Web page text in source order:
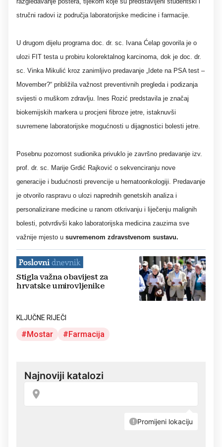
stručni radovi iz područja laboratorijske medicine i farmacije.
U drugom dijelu programa doc. dr. sc. Ivana Ćelap govorila je o
ulozi FIT testa u probiru kolorektalnog karcinoma, dok je doc. dr.
sc. Vinka Mikulić kroz zanimljivo predavanje „Idete na PSA test –
Movember?“ približila važnost preventivnih pregleda i podizanja
svijesti o muškom zdravlju. Ines Rozić predstavila je značaj
biokemijskih markera u procjeni fibroze jetre, istaknuvši
suvremene laboratorijske mogućnosti u dijagnostici bolesti jetre.
Posebnu pozornost sudionika privuklo je završno predavanje izv.
prof. dr. sc. Marije Grdić Rajković o sekvenciranju nove
generacije i budućnosti prevencije u hematoonkologiji. Predavanje
je otvorilo raspravu o ulozi naprednih genetskih analiza i
personalizirane medicine u ranom otkrivanju i liječenju malignih
bolesti, potvrdivši kako laboratorijska medicina zauzima sve
važnije mjesto u suvremenom zdravstvenom sustavu.
Stigla važna obavijest za
hrvatske umirovljenike
KLJUČNE RIJEČI
Mostar Farmacija